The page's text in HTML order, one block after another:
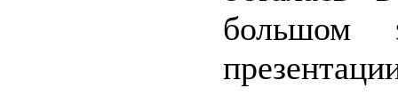
большом